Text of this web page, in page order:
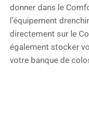
donner dans le
l’équipement
directement sur le
également stocker
votre banque de